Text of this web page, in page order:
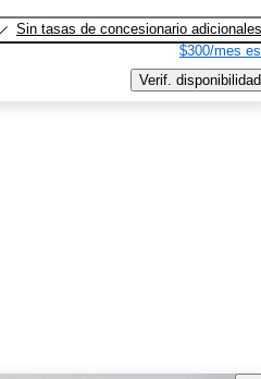
Sin tasas de concesionario adicionales
$300/mes
Verif. disponibilidad